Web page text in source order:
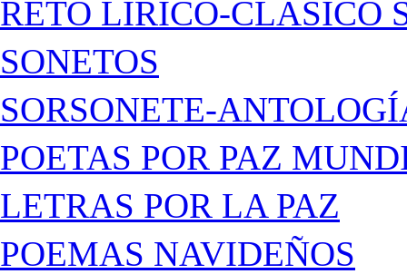
RETO LÍRICO-CLÁSICO
SONETOS
SORSONETE-
POETAS POR PAZ
LETRAS POR LA PAZ
POEMAS NAVIDEÑOS